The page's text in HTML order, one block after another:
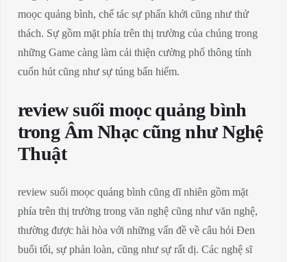
moọc quảng bình, chế tác sự phấn khởi cũng như thử
thách. Sự gồm mặt phía trên thị trường của chúng trong
những Game càng làm cải thiện cường phổ thông tính
cuốn hút cũng như sự túng bấn hiểm.
review suối moọc quảng bình
trong Âm Nhạc cũng như Nghệ
Thuật
review suối moọc quảng bình cũng dĩ nhiên gồm mặt
phía trên thị trường trong văn nghệ cũng như văn nghệ,
thường được hài hòa với những vấn đề về câu hỏi Đen
buổi tối, sự phản loàn, cũng như sự rất dị. Các nghệ sĩ